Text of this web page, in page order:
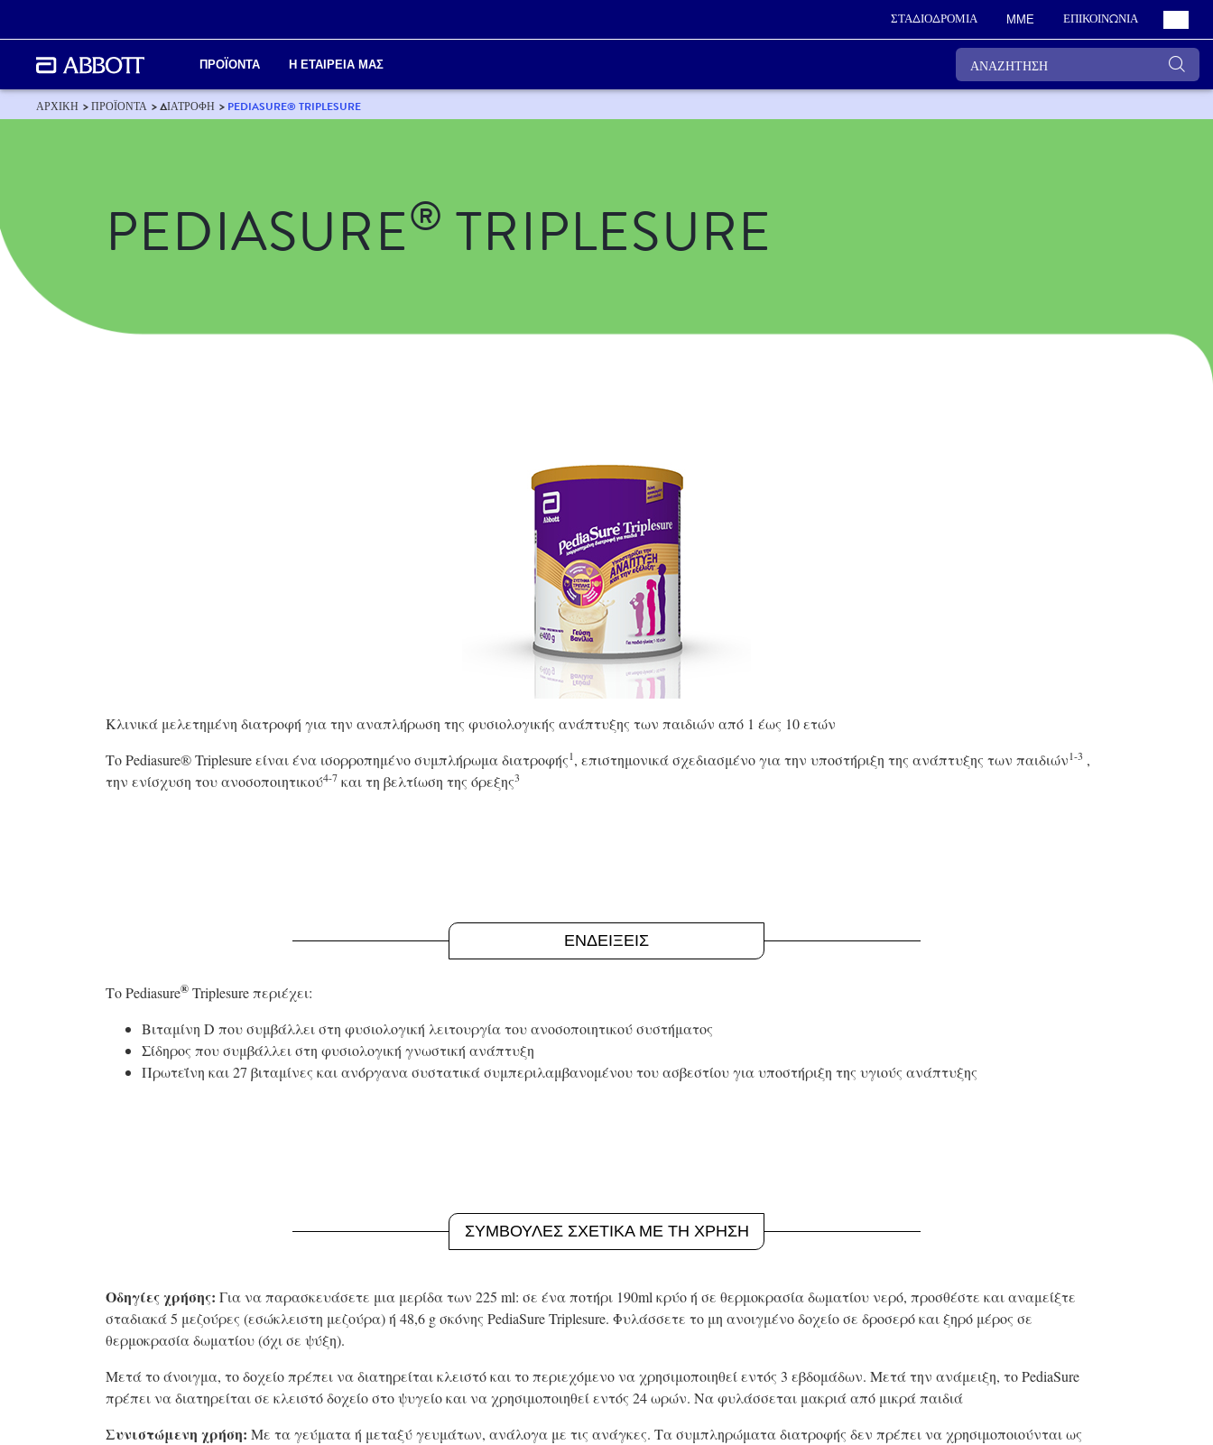
ΣΤΑΔΙΟΔΡΟΜΙΑ ΜΜΕ ΕΠΙΚΟΙΝΩΝΙΑ
ΠΡΟΪΟΝΤΑ Η ΕΤΑΙΡΕΙΑ ΜΑΣ
ΑΡΧΙΚΗ ΠΡΟΪΟΝΤΑ ΔΙΑΤΡΟΦΗ PEDIASURE® TRIPLESURE
PEDIASURE® TRIPLESURE
Κλινικά μελετημένη διατροφή για την αναπλήρωση της φυσιολογικής ανάπτυξης των παιδιών από 1 έως 10 ετών
Το Pediasure® Triplesure είναι ένα ισορροπημένο συμπλήρωμα διατροφής1, επιστημονικά σχεδιασμένο για την υποστήριξη της ανάπτυξης των παιδιών1-3 ,
την ενίσχυση του ανοσοποιητικού4-7 και τη βελτίωση της όρεξης3
ΕΝΔΕΙΞΕΙΣ
Το Pediasure® Triplesure περιέχει:
Bιταμίνη D που συμβάλλει στη φυσιολογική λειτουργία του ανοσοποιητικού συστήματος
Σίδηρος που συμβάλλει στη φυσιολογική γνωστική ανάπτυξη
Πρωτεΐνη και 27 βιταμίνες και ανόργανα συστατικά συμπεριλαμβανομένου του ασβεστίου για υποστήριξη της υγιούς ανάπτυξης
ΣΥΜΒΟΥΛΕΣ ΣΧΕΤΙΚΑ ΜΕ ΤΗ ΧΡΗΣΗ
Οδηγίες χρήσης: Για να παρασκευάσετε μια μερίδα των 225 ml: σε ένα ποτήρι 190ml κρύο ή σε θερμοκρασία δωματίου νερό, προσθέστε και αναμείξτε
σταδιακά 5 μεζούρες (εσώκλειστη μεζούρα) ή 48,6 g σκόνης PediaSure Triplesure. Φυλάσσετε το μη ανοιγμένο δοχείο σε δροσερό και ξηρό μέρος σε
θερμοκρασία δωματίου (όχι σε ψύξη).
Μετά το άνοιγμα, το δοχείο πρέπει να διατηρείται κλειστό και το περιεχόμενο να χρησιμοποιηθεί εντός 3 εβδομάδων. Μετά την ανάμειξη, το PediaSure
πρέπει να διατηρείται σε κλειστό δοχείο στο ψυγείο και να χρησιμοποιηθεί εντός 24 ωρών. Να φυλάσσεται μακριά από μικρά παιδιά
Συνιστώμενη χρήση: Με τα γεύματα ή μεταξύ γευμάτων, ανάλογα με τις ανάγκες. Τα συμπληρώματα διατροφής δεν πρέπει να χρησιμοποιούνται ως